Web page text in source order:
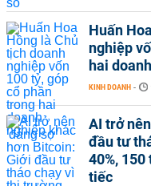
Huấn
nghiệp
hai
KINH DOANH -
AI trở
đầu tư
40%,
tiếc